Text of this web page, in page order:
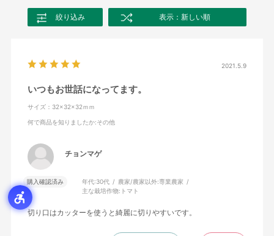
絞り込み 表示：新しい順
2021.5.9
いつもお世話になってます。
サイズ：32×32×32ｍｍ
何で商品を知りましたか:その他
チョンマゲ
購入確認済み 年代:30代 農家/農家以外:専業農家
主な栽培作物: トマト
切り口はカッターを使うと綺麗に切りやすいです。